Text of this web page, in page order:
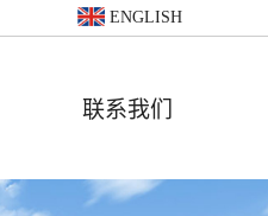
ENGLISH
联系我们